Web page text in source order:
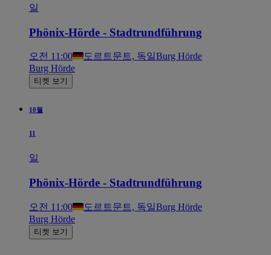
일
Phönix-Hörde - Stadtrundführung
오전 11:00 도르트문트, 독일Burg Hörde
Burg Hörde
티켓 보기
10월
11
일
Phönix-Hörde - Stadtrundführung
오전 11:00 도르트문트, 독일Burg Hörde
Burg Hörde
티켓 보기